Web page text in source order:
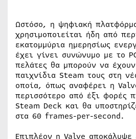
Ωστόσο, η ψηφιακή
χρησιμοποιείται ήδη από
εκατομμύρια ημερησίως
έχει γίνει συνώνυμο με το
πελάτες θα μπορούν να
παιχνίδια Steam τους στη
οποία, όπως αναφέρει η
περισσότερο από έξι φορές
Steam Deck και θα
στα 60 frames-per-second.
Επιπλέον η Valve αποκάλυψε